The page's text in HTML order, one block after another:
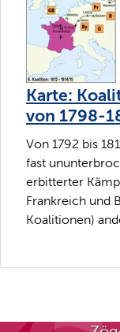
Karte:
von 1798-
Von 1792 bis
fast
erbitterter
Frankreich und
Koalitionen)